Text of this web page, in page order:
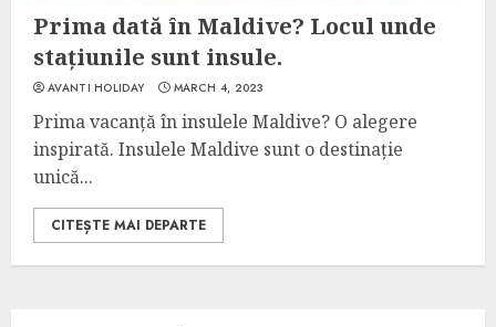
Prima dată în Maldive? Locul unde
stațiunile sunt insule.
AVANTI HOLIDAY MARCH 4, 2023
Prima vacanță în insulele Maldive? O alegere
inspirată. Insulele Maldive sunt o destinație
unică...
CITEȘTE MAI DEPARTE